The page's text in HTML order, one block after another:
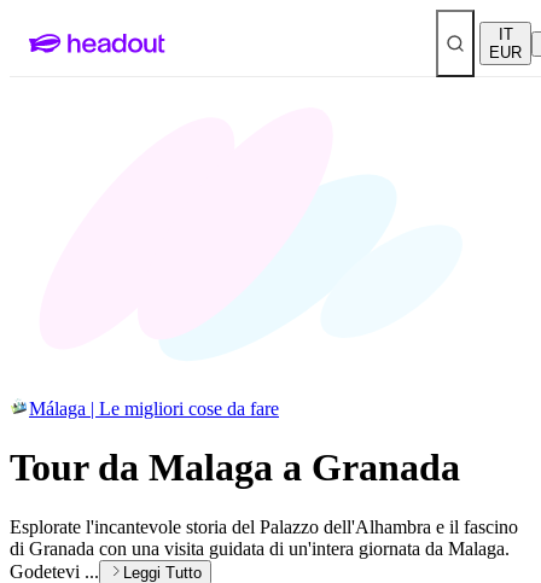
IT
EUR
Málaga | Le migliori cose da fare
Tour da Malaga a Granada
Esplorate l'incantevole storia del Palazzo dell'Alhambra e il fascino
di Granada con una visita guidata di un'intera giornata da Malaga.
Godetevi ...
Leggi Tutto